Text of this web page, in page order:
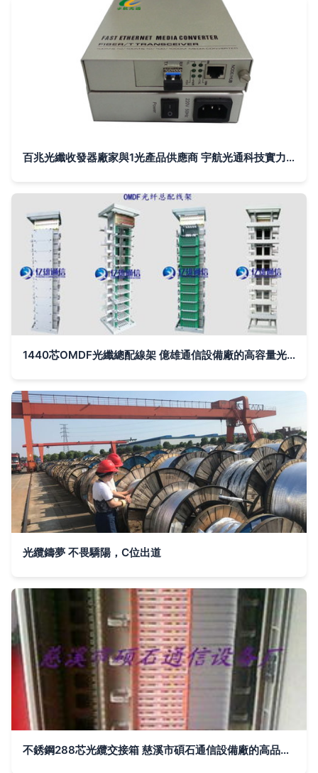
百兆光纖收發器廠家與1光產品供應商 宇航光通科技實力解析
1440芯OMDF光纖總配線架 億雄通信設備廠的高容量光纜解決方案
光纜鑄夢 不畏驕陽，C位出道
不銹鋼288芯光纜交接箱 慈溪市碩石通信設備廠的高品質選擇